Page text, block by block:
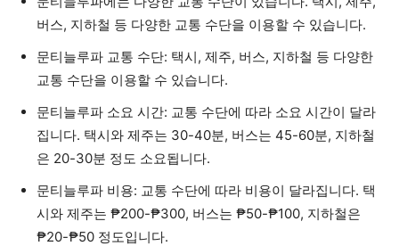
버스, 지하철 등 다양한 교통 수단을 이용할 수 있습니다.
문티늘루파 교통 수단: 택시, 제주, 버스, 지하철 등 다양한
교통 수단을 이용할 수 있습니다.
문티늘루파 소요 시간: 교통 수단에 따라 소요 시간이 달라
집니다. 택시와 제주는 30-40분, 버스는 45-60분, 지하철
은 20-30분 정도 소요됩니다.
문티늘루파 비용: 교통 수단에 따라 비용이 달라집니다. 택
시와 제주는 ₱200-₱300, 버스는 ₱50-₱100, 지하철은
₱20-₱50 정도입니다.